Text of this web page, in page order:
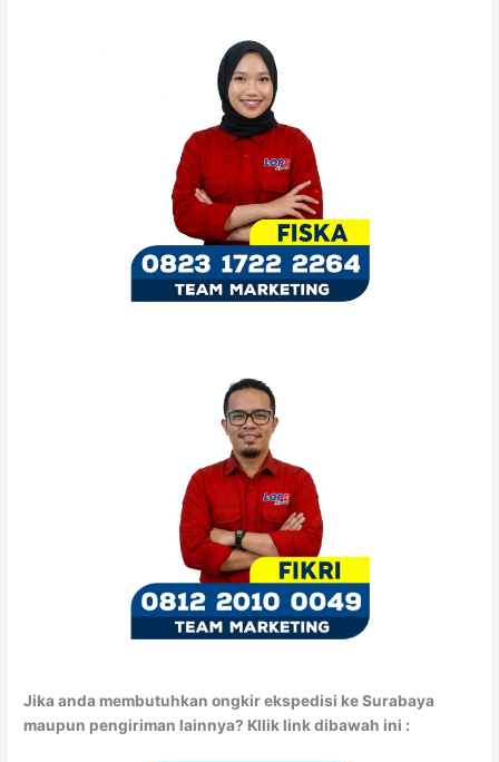
Jika anda membutuhkan ongkir ekspedisi ke Surabaya
maupun pengiriman lainnya? Kllik link dibawah ini :